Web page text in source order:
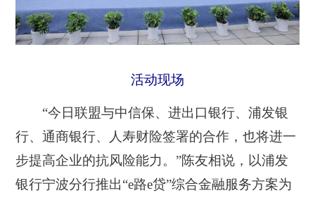
活动现场
“今日联盟与中信保、进出口银行、浦发银
行、通商银行、人寿财险签署的合作，也将进一
步提高企业的抗风险能力。”陈友相说，以浦发
银行宁波分行推出“e路e贷”综合金融服务方案为